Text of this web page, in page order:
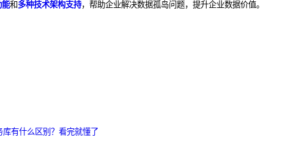
和多种技术架构支持，帮助企业解决数据孤岛问题，提升企业数据价值。
库有什么区别？看完就懂了